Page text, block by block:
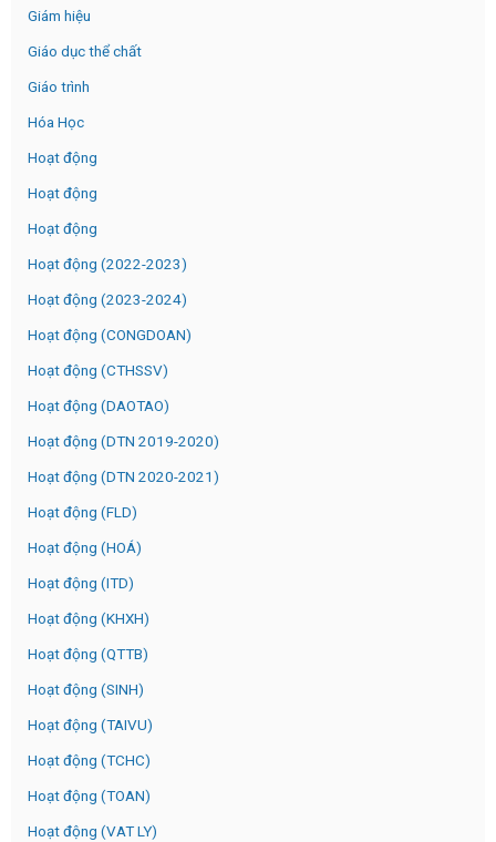
Giám hiệu
Giáo dục thể chất
Giáo trình
Hóa Học
Hoạt động
Hoạt động
Hoạt động
Hoạt động (2022-2023)
Hoạt động (2023-2024)
Hoạt động (CONGDOAN)
Hoạt động (CTHSSV)
Hoạt động (DAOTAO)
Hoạt động (DTN 2019-2020)
Hoạt động (DTN 2020-2021)
Hoạt động (FLD)
Hoạt động (HOÁ)
Hoạt động (ITD)
Hoạt động (KHXH)
Hoạt động (QTTB)
Hoạt động (SINH)
Hoạt động (TAIVU)
Hoạt động (TCHC)
Hoạt động (TOAN)
Hoạt động (VAT LY)